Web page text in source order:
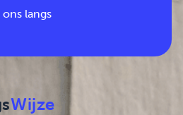
langs
Wijze